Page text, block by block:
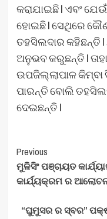
କରାଯାଇଛି l ଏବଂ
ହୋଇଛି l ସେଥିରେ
ତହସିଲଦାର କହିଛନ୍ତି
ଅନୁଭବ କରୁଛନ୍ତି l
ଉପଜିଲ୍ଲାପାଳ
ପାରନ୍ତି ବୋଲି
ଦେଇଛନ୍ତି l
Post
Navigation
Previous
ମୁଳିସିଂ ପଞ୍ଚାୟତ
କାର୍ଯ୍ୟକ୍ରମ ର
“ଘୁମୁସର ର ସ୍ବର”